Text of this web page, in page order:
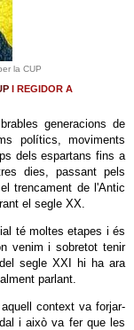
la CUP
I REGIDOR A
generacions de
polítics, moviments
dels espartans fins a
dies, passant pels
trencament de l'Antic
el segle XX.
té moltes etapes i és
venim i sobretot tenir
segle XXI hi ha ara
parlant.
context va forjar-
i això va fer que les